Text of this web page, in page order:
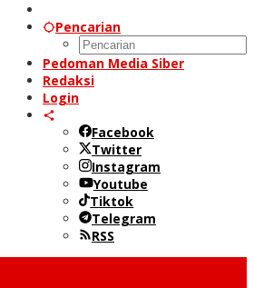
Pencarian
Pedoman Media Siber
Redaksi
Login
Facebook
Twitter
Instagram
Youtube
Tiktok
Telegram
RSS